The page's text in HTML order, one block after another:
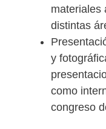
materiales
distintas
y
como
congreso